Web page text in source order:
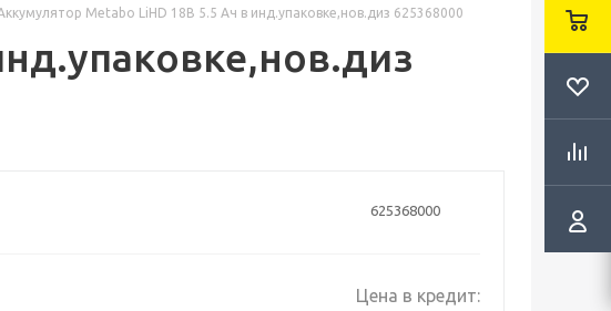
Metabo LiHD 18В 5.5 Ач в инд.упаковке,нов.диз 625368000
625368000
Цена в кредит: